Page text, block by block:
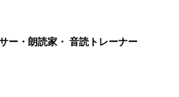
ー・朗読家・ 音読トレーナー